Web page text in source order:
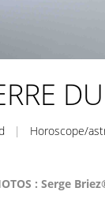
| Horoscope/
: Serge